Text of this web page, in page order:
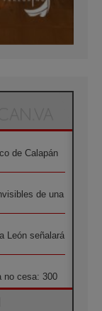
de Calapán
de una
León señalará
no cesa: 300